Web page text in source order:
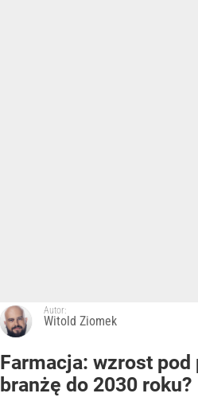
Autor:
Witold Ziomek
Farmacja: wzrost
branżę do 2030 roku?